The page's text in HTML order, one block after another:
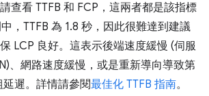
查看 TTFB 和 FCP，這兩者都是該指標
，TTFB 為 1.8 秒，因此很難達到建議
LCP 良好。這表示後端速度緩慢 (伺服
、網路速度緩慢，或是重新導向導致第
遲。詳情請參閱最佳化 TTFB 指南。